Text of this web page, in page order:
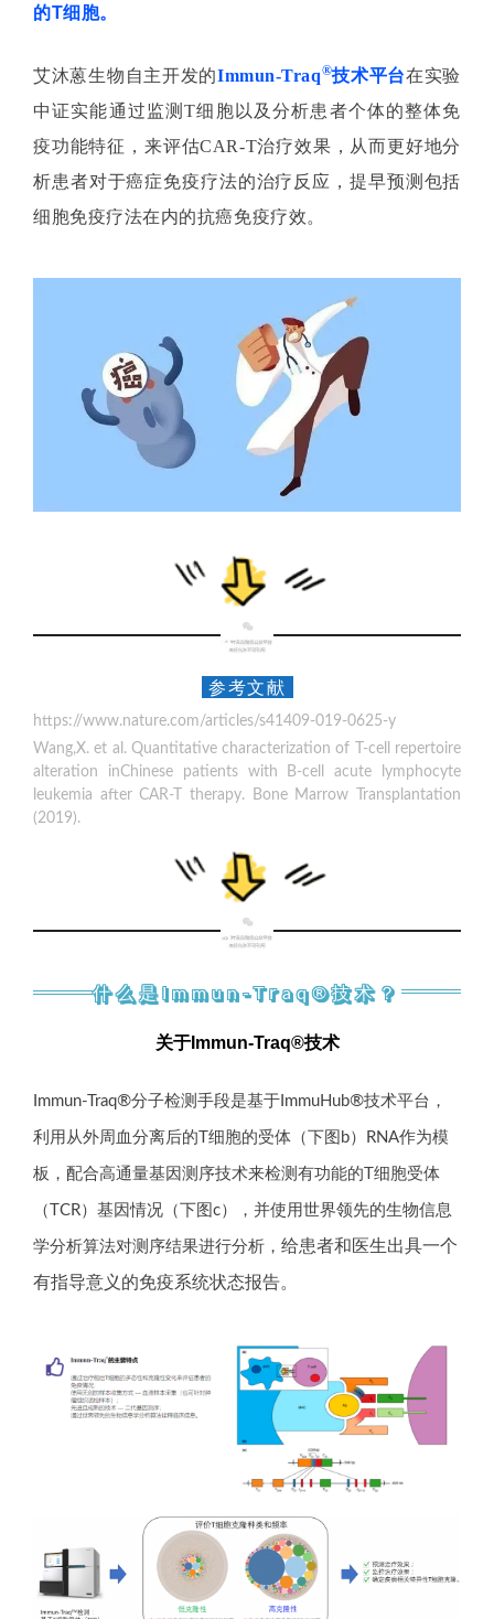
的T细胞。
艾沐蒽生物自主开发的Immun-Traq®技术平台在实验
中证实能通过监测T细胞以及分析患者个体的整体免
疫功能特征，来评估CAR-T治疗效果，从而更好地分
析患者对于癌症免疫疗法的治疗反应，提早预测包括
细胞免疫疗法在内的抗癌免疫疗效。
4
参考文献
https://www.nature.com/articles/s41409-019-0625-y
Wang,X. et al. Quantitative characterization of T-cell repertoire
alteration inChinese patients with B-cell acute lymphocyte
leukemia after CAR-T therapy. Bone Marrow Transplantation
(2019).
5
什么是Immun-Traq®技术？
关于Immun-Traq®技术
Immun-Traq®分子检测手段是基于ImmuHub®技术平台，
利用从外周血分离后的T细胞的受体（下图b）RNA作为模
板，配合高通量基因测序技术来检测有功能的T细胞受体
（TCR）基因情况（下图c），并使用世界领先的生物信息
学分析算法对测序结果进行分析， 给患者和医生出具一个
有指导意义的免疫系统状态报告。